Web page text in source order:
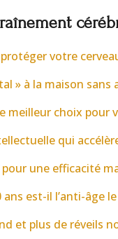
votre
» à la maison
meilleur choix pour
qui
une efficacité
est-il l’anti-âge
et plus de réveils